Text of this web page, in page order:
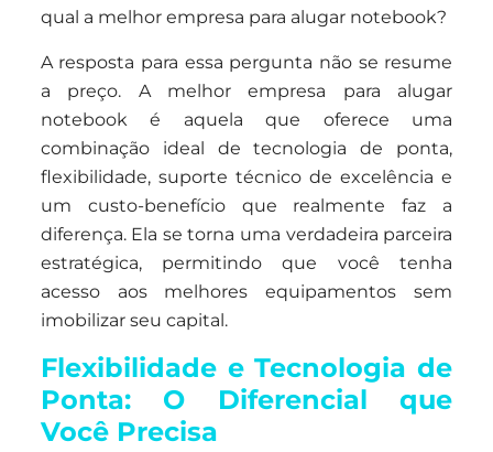
qual a melhor empresa para alugar notebook?
A resposta para essa pergunta não se resume
a preço. A melhor empresa para alugar
notebook é aquela que oferece uma
combinação ideal de tecnologia de ponta,
flexibilidade, suporte técnico de excelência e
um custo-benefício que realmente faz a
diferença. Ela se torna uma verdadeira parceira
estratégica, permitindo que você tenha
acesso aos melhores equipamentos sem
imobilizar seu capital.
Flexibilidade e Tecnologia de
Ponta: O Diferencial que
Você Precisa